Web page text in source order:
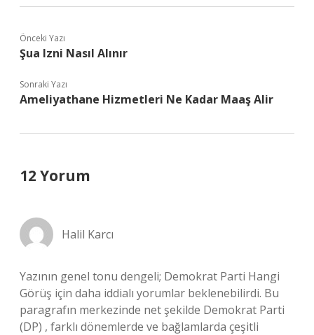
Önceki Yazı
Şua Izni Nasıl Alınır
Sonraki Yazı
Ameliyathane Hizmetleri Ne Kadar Maaş Alir
12 Yorum
Halil Karcı
Yazının genel tonu dengeli; Demokrat Parti Hangi
Görüş için daha iddialı yorumlar beklenebilirdi. Bu
paragrafın merkezinde net şekilde Demokrat Parti
(DP) , farklı dönemlerde ve bağlamlarda çeşitli